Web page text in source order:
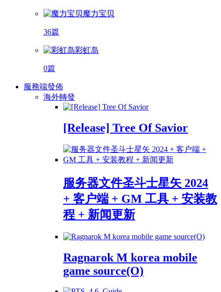
魔力宝贝
36篇
彩虹岛
0篇
服務端發佈
海外轉發
[Release] Tree Of Savior
服务器文件圣斗士星矢 2024
+ 客户端 + GM 工具 + 安装教
程 + 新闻更新
Ragnarok M korea mobile
game source(O)